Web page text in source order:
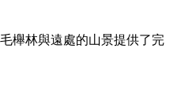
櫸林與遠處的山景提供了完